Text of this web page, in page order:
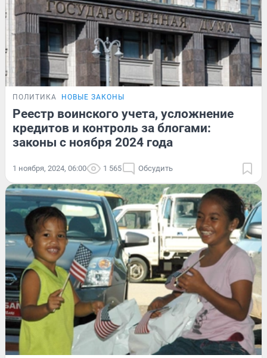
ПОЛИТИКА НОВЫЕ ЗАКОНЫ
Реестр воинского учета, усложнение
кредитов и контроль за блогами:
законы с ноября 2024 года
1 ноября, 2024, 06:00 1 565 Обсудить